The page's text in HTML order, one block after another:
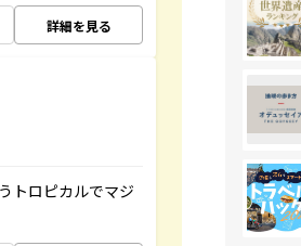
詳細を見る
トロピカルでマジ